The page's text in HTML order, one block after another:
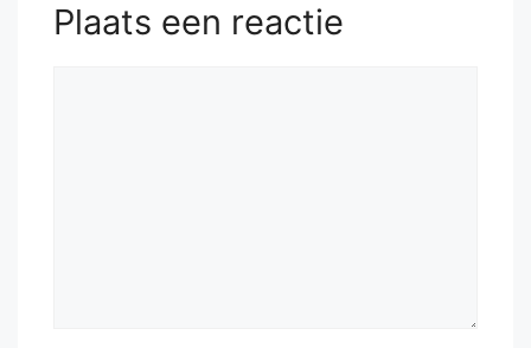
Plaats een reactie